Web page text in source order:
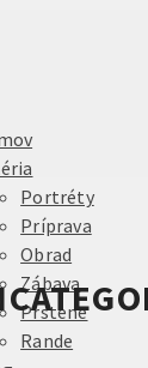
Portréty
Príprava
Obrad
Zábava
Prstene
Rande